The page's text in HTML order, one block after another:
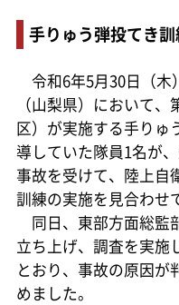
手りゅう弾投てき
令和6年5月30日（木
（山梨県）において
区）が実施する手りゅ
導していた隊員1名が
事故を受けて、陸上自
訓練の実施を見合わせ
同日、東部方面総監
立ち上げ、調査を実施
とおり、事故の原因が
めました。